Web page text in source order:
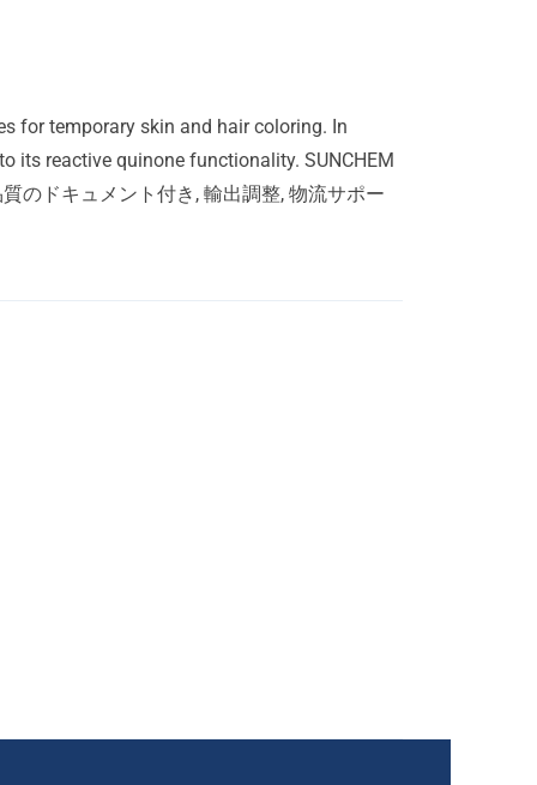
for temporary skin and hair coloring. In
its reactive quinone functionality. SUNCHEM
質のドキュメント付き, 輸出調整, 物流サポー